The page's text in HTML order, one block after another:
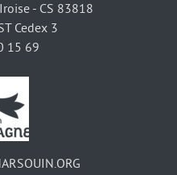
- CS 83818
Cedex 3
15 69